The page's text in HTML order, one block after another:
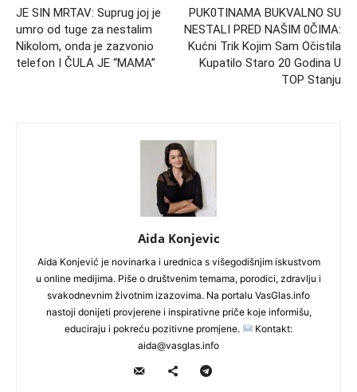
JE SIN MRTAV: Suprug joj je
umro od tuge za nestalim
Nikolom, onda je zazvonio
telefon I ČULA JE “MAMA”
PUK0TINAMA BUKVALNO SU
NESTALI PRED NAŠIM 0ČIMA:
Kućni Trik Kojim Sam Očistila
Kupatilo Staro 20 Godina U
TOP Stanju
Aida Konjevic
Aida Konjević je novinarka i urednica s višegodišnjim iskustvom
u online medijima. Piše o društvenim temama, porodici, zdravlju i
svakodnevnim životnim izazovima. Na portalu VasGlas.info
nastoji donijeti provjerene i inspirativne priče koje informišu,
educiraju i pokreću pozitivne promjene.
Kontakt:
aida@vasglas.info